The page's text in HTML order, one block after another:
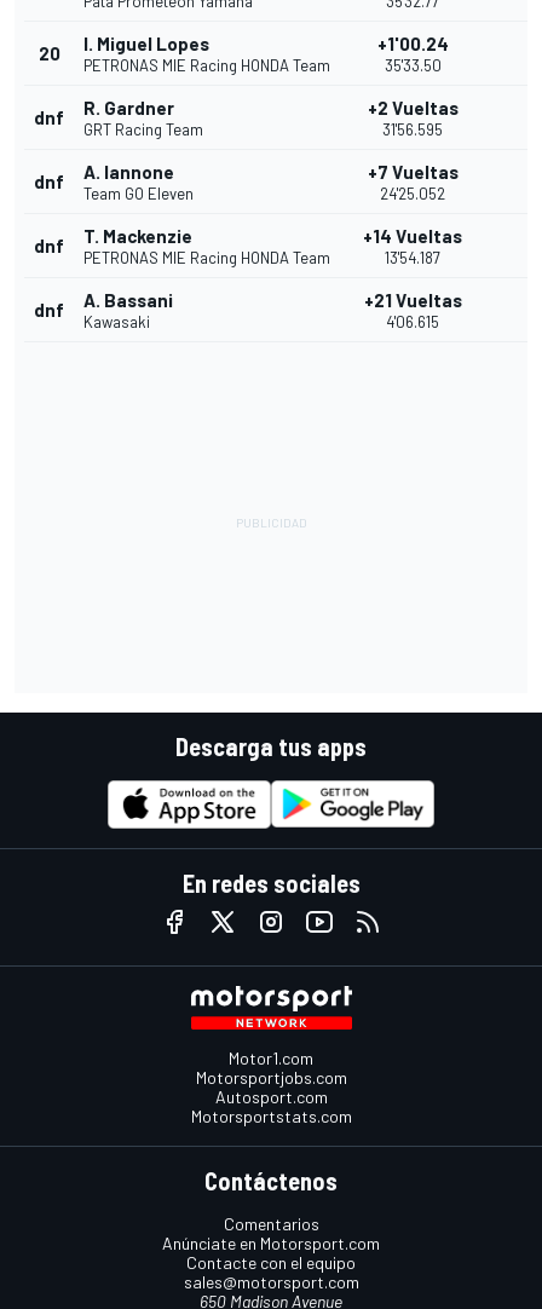
20 I. Miguel Lopes
PETRONAS MIE Racing HONDA Team
+1'00.24
35'33.50
dnf R. Gardner
GRT Racing Team
+2 Vueltas
31'56.595
dnf A. Iannone
Team GO Eleven
+7 Vueltas
24'25.052
dnf T. Mackenzie
PETRONAS MIE Racing HONDA Team
+14 Vueltas
13'54.187
dnf A. Bassani
Kawasaki
+21 Vueltas
4'06.615
Descarga tus apps
En redes sociales
Motor1.com
Motorsportjobs.com
Autosport.com
Motorsportstats.com
Contáctenos
Comentarios
Anúnciate en Motorsport.com
Contacte con el equipo
sales@motorsport.com
650 Madison Avenue